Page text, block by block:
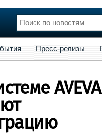
Флот
Форум
Пресс-релизы
AVEVA